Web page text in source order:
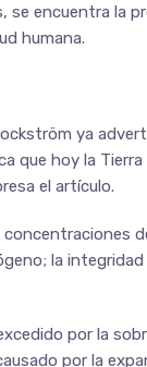
encuentra la
humana.
ya
que hoy la
el artículo.
la
por la
por la